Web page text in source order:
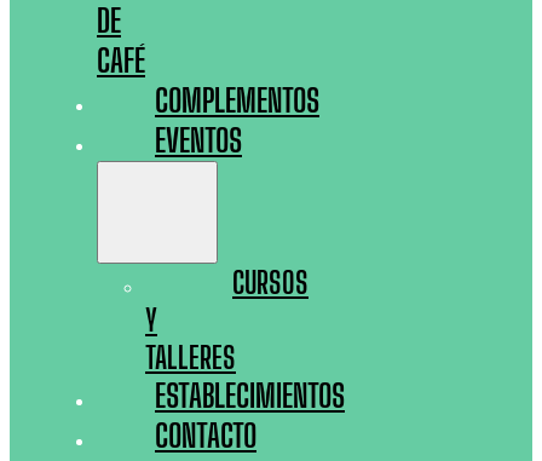
DE
CAFÉ
COMPLEMENTOS
EVENTOS
CURSOS
Y
TALLERES
ESTABLECIMIENTOS
CONTACTO